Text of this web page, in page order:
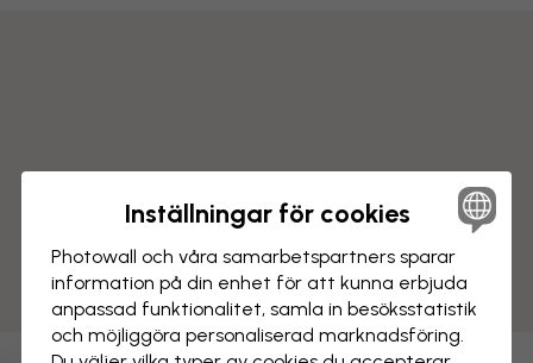
Inställningar för cookies
Photowall och våra samarbets­partners sparar
information på din enhet för att kunna erbjuda
anpassad funktionalitet, samla in besöks­statistik
och möjliggöra personaliserad marknads­föring.